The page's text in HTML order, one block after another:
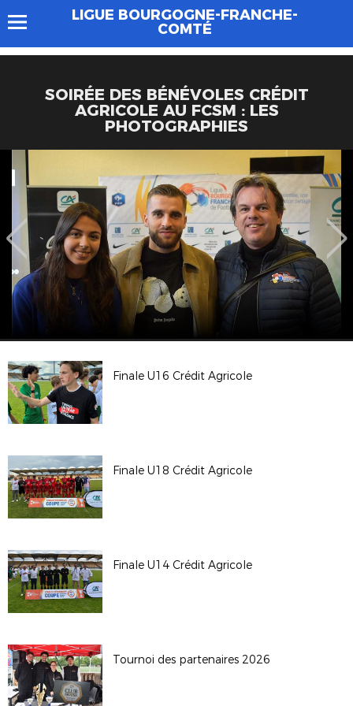
LIGUE BOURGOGNE-FRANCHE-
COMTÉ
SOIRÉE DES BÉNÉVOLES CRÉDIT
AGRICOLE AU FCSM : LES
PHOTOGRAPHIES
Finale U16 Crédit Agricole
Finale U18 Crédit Agricole
Finale U14 Crédit Agricole
Tournoi des partenaires 2026